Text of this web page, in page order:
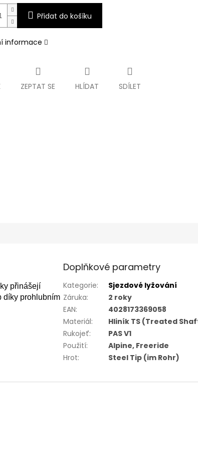
Přidat do košíku
informace
ZEPTAT SE HLÍDAT SDÍLET
přinášejí
díky prohlubním
Doplňkové parametry
Kategorie:
Sjezdové lyžování
Záruka:
2 roky
EAN:
4028173369058
Materiál:
Hliník TS (Treated
Rukojeť:
PAS V1
Použití:
Alpine, Freeride
Hrot: Steel Tip (im Rohr)